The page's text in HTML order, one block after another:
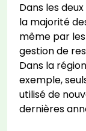
Dans les
la majorité
même par
gestion de
Dans la
exemple,
utilisé de
dernières